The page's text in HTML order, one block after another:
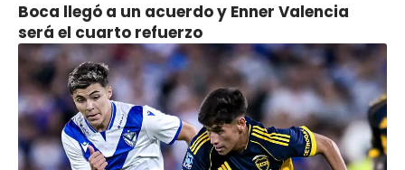
Boca llegó a un acuerdo y Enner Valencia
será el cuarto refuerzo